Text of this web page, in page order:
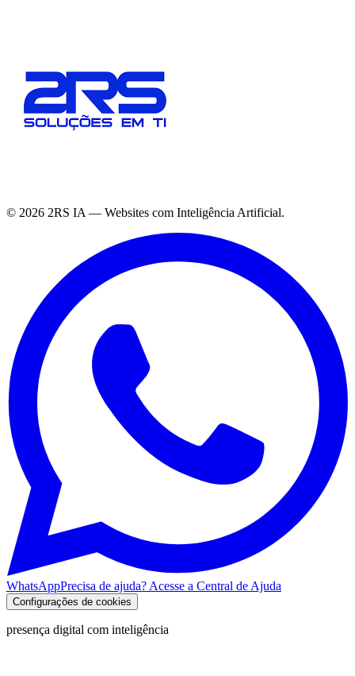
© 2026 2RS IA — Websites com Inteligência Artificial.
WhatsAppPrecisa de ajuda? Acesse a Central de Ajuda
Configurações de cookies
presença digital com inteligência